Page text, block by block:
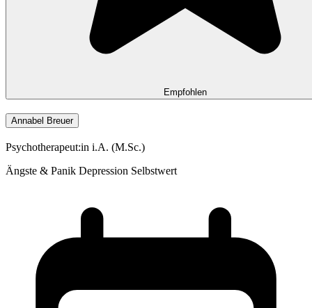
Empfohlen
Annabel Breuer
Psychotherapeut:in i.A. (M.Sc.)
Ängste & Panik Depression Selbstwert